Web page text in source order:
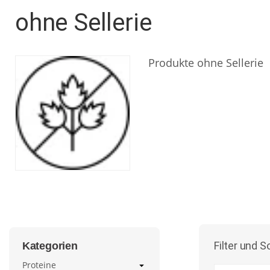
ohne Sellerie
Produkte ohne Sellerie
Filter und
Kategorien
Proteine